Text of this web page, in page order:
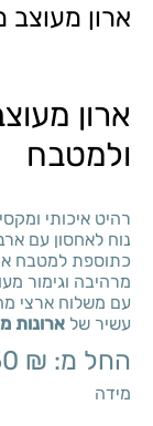
ארון מעוצב
ארון
ולמטבח
רהיט איכותי
נוח לאחסון עם
כתוספת למטבח
מרהיבה וגימור
עם משלוח ארצי
עשיר של ארונות
החל מ: ₪
מידה